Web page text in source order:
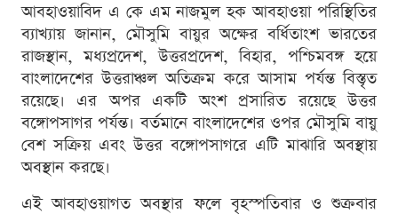
আবহাওয়াবিদ এ কে এম নাজমুল হক আবহাওয়া পরিস্থিতির
ব্যাখ্যায় জানান, মৌসুমি বায়ুর অক্ষের বর্ধিতাংশ ভারতের
রাজস্থান, মধ্যপ্রদেশ, উত্তরপ্রদেশ, বিহার, পশ্চিমবঙ্গ হয়ে
বাংলাদেশের উত্তরাঞ্চল অতিক্রম করে আসাম পর্যন্ত বিস্তৃত
রয়েছে। এর অপর একটি অংশ প্রসারিত রয়েছে উত্তর
বঙ্গোপসাগর পর্যন্ত। বর্তমানে বাংলাদেশের ওপর মৌসুমি বায়ু
বেশ সক্রিয় এবং উত্তর বঙ্গোপসাগরে এটি মাঝারি অবস্থায়
অবস্থান করছে।
এই আবহাওয়াগত অবস্থার ফলে বৃহস্পতিবার ও শুক্রবার